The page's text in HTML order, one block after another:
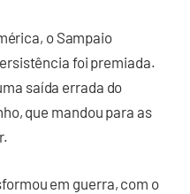
o Sampaio
foi premiada.
saída errada do
que mandou para as
em guerra, com o